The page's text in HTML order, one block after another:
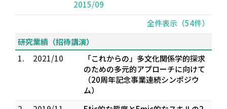
2015/09
全件表示（54件）
研究業績（招待講演）
1.
2021/10
「これからの」多文化関係学的探求
のための多元的アプローチに向けて
（20周年記念事業連続シンポジウ
ム）